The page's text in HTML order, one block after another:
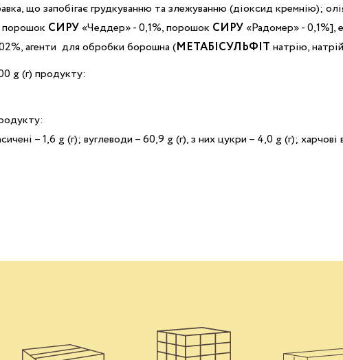
що запобігає грудкуванню та злежуванню (діоксид кремнію);
порошок СИРУ «Чеддер» - 0,1%, порошок СИРУ «Радомер» - 0,1%],
агенти для обробки борошна (МЕТАБІСУЛЬФІТ натрію,
g (г) продукту:
– 1,6 g (г); вуглеводи – 60,9 g (г), з них цукри – 4,0 g (г);